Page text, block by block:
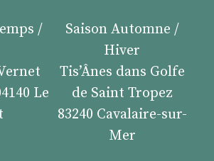
/
Le
Saison Automne /
Hiver
Tis’Ânes dans Golfe
de Saint Tropez
83240 Cavalaire-sur-
Mer